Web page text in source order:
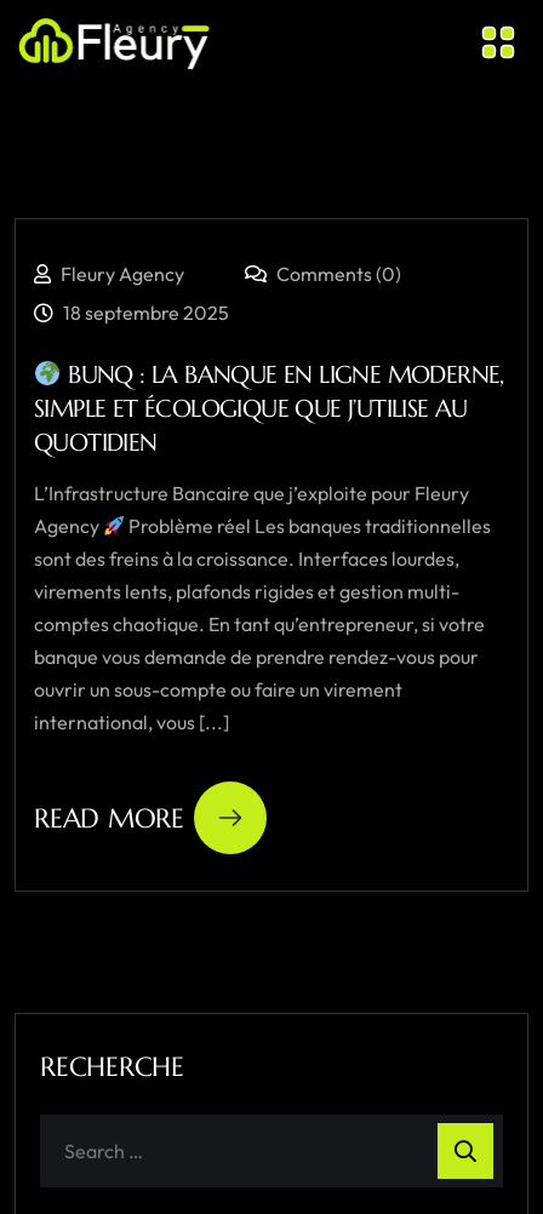
Fleury Agency
Comments (0)
18 septembre 2025
BUNQ : LA BANQUE EN LIGNE MODERNE,
SIMPLE ET ÉCOLOGIQUE QUE J’UTILISE AU
QUOTIDIEN
L’Infrastructure Bancaire que j’exploite pour Fleury
Agency
Problème réel Les banques traditionnelles
sont des freins à la croissance. Interfaces lourdes,
virements lents, plafonds rigides et gestion multi-
comptes chaotique. En tant qu’entrepreneur, si votre
banque vous demande de prendre rendez-vous pour
ouvrir un sous-compte ou faire un virement
international, vous [...]
READ MORE
RECHERCHE